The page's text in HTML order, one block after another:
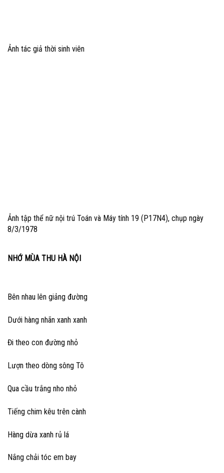
Ảnh tác giả thời sinh viên
Ảnh tập thể nữ nội trú Toán và Máy tính 19 (P17N4), chụp ngày
8/3/1978
NHỚ MÙA THU HÀ NỘI
Bên nhau lên giảng đường
Dưới hàng nhãn xanh xanh
Đi theo con đường nhỏ
Lượn theo dòng sông Tô
Qua cầu trắng nho nhỏ
Tiếng chim kêu trên cành
Hàng dừa xanh rủ lá
Nắng chải tóc em bay